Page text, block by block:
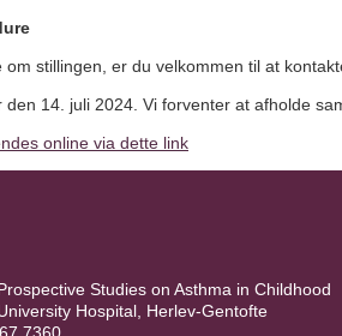
om stillingen, er du velkommen til at
14. juli 2024. Vi forventer at afholde
online via dette link
Studies on Asthma in Childhood
Hospital, Herlev-Gentofte
7360